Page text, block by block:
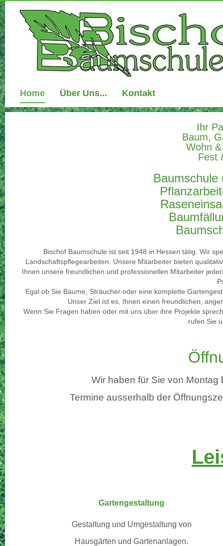
Home Über Uns... Kontakt
Ihr
Baum,
Wohn
Fest
Baumschule
Bischof Baumschule ist seit 1948 in Hessen tätig. Wir
Landschaftspflegearbeiten. Unsere Mitarbeiter bieten
Ihnen unsere freundlichen und professionellen Mitarbeiter
Egal ob Sie Bäume, Sträucher oder eine komplette
Unser Ziel ist es, Ihnen einen freundlichen,
Wenn Sie Fragen haben oder mit uns über ihre Projekte
rufen Sie
Wir haben für Sie von
Termine ausserhalb der
Gartengestaltung
Gestaltung und Umgestaltung von
Hausgärten und Gartenanlagen.